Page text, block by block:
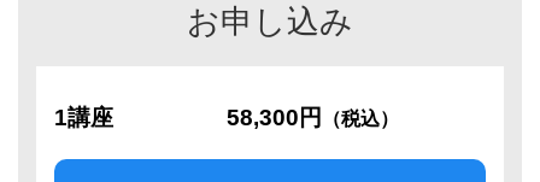
お申し込み
1講座 58,300円 （税込）